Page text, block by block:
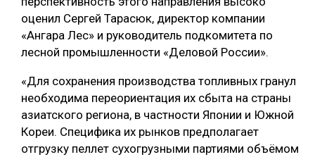
КОМПЛЕКСНАЯ ПЕРЕРАБОТКА
ЛЕСОПИЛЕНИЕ
БЕЗОПАСНОЕ ПРОИЗВОДСТВО
СОРТИРОВКА ДРЕВЕСИНЫ
оценил Сергей Тарасюк, директор компании
«Ангара Лес» и руководитель подкомитета по
лесной промышленности «Деловой России».
«Для сохранения производства топливных гранул
необходима переориентация их сбыта на страны
азиатского региона, в частности Японии и Южной
Кореи. Специфика их рынков предполагает
отгрузку пеллет сухогрузными партиями объёмом